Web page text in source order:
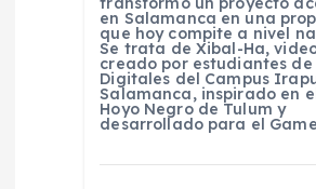
en Salamanca en una
que hoy compite a nivel
Se trata de Xibal-Ha,
creado por estudiantes de
Digitales del Campus
Salamanca, inspirado en
Hoyo Negro de Tulum y
desarrollado para el